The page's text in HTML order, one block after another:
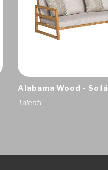
Alabama Wood - Sofá
Talenti